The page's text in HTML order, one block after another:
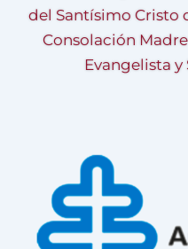
del Santísimo Cristo
Consolación
Evangelista y